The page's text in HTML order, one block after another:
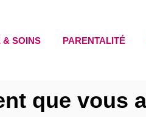
& SOINS PARENTALITÉ
que vous